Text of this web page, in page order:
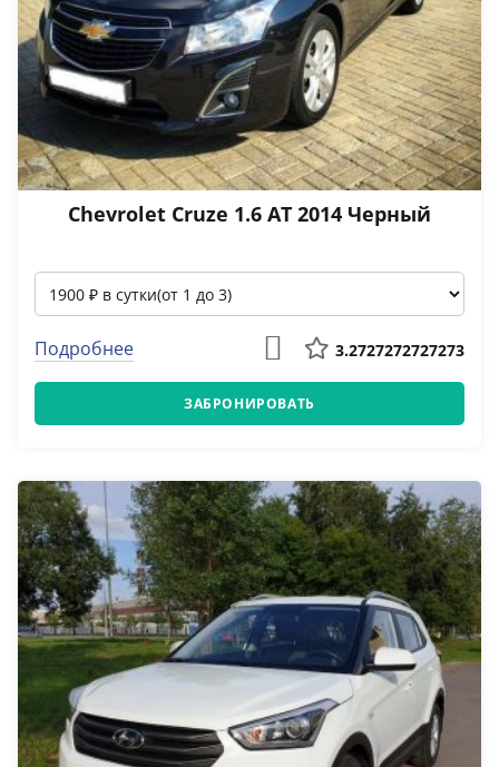
Chevrolet Cruze 1.6 АТ 2014 Черный
Подробнее 3.2727272727273
ЗАБРОНИРОВАТЬ